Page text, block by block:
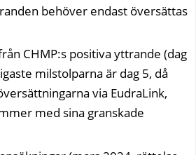
behöver endast översättas
CHMP:s positiva yttrande (dag
milstolparna är dag 5, då
via EudraLink,
med sina granskade